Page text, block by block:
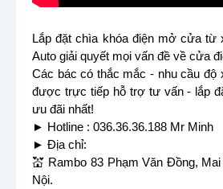
Lắp đặt chìa khóa điện mở cửa từ
Auto giải quyết mọi vấn đề về cửa
Các bác có thắc mắc - nhu cầu độ
được trực tiếp hỗ trợ tư vấn - lắp
ưu đãi nhất!
► Hotline : 036.36.36.188 Mr Minh
► Địa chỉ:
💒 Rambo 83 Phạm Văn Đồng,
Nội.